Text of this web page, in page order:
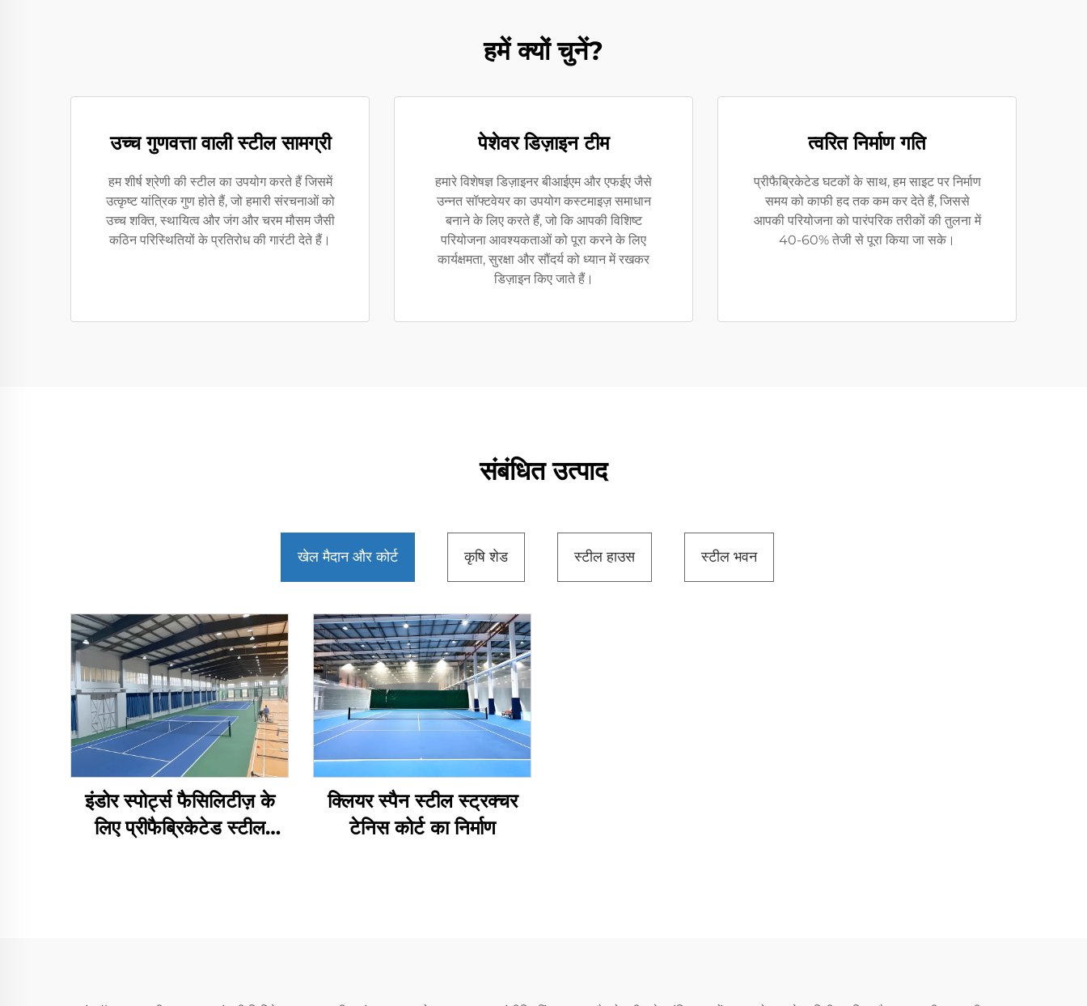
हमें क्यों चुनें?
उच्च गुणवत्ता वाली स्टील सामग्री
हम शीर्ष श्रेणी की स्टील का उपयोग करते हैं जिसमें
उत्कृष्ट यांत्रिक गुण होते हैं, जो हमारी संरचनाओं को
उच्च शक्ति, स्थायित्व और जंग और चरम मौसम जैसी
कठिन परिस्थितियों के प्रतिरोध की गारंटी देते हैं।
पेशेवर डिज़ाइन टीम
हमारे विशेषज्ञ डिज़ाइनर बीआईएम और एफईए जैसे
उन्नत सॉफ्टवेयर का उपयोग कस्टमाइज़ समाधान
बनाने के लिए करते हैं, जो कि आपकी विशिष्ट
परियोजना आवश्यकताओं को पूरा करने के लिए
कार्यक्षमता, सुरक्षा और सौंदर्य को ध्यान में रखकर
डिज़ाइन किए जाते हैं।
त्वरित निर्माण गति
प्रीफैब्रिकेटेड घटकों के साथ, हम साइट पर निर्माण
समय को काफी हद तक कम कर देते हैं, जिससे
आपकी परियोजना को पारंपरिक तरीकों की तुलना में
40-60% तेजी से पूरा किया जा सके।
संबंधित उत्पाद
खेल मैदान और कोर्ट कृषि शेड स्टील हाउस स्टील भवन
इंडोर स्पोर्ट्स फैसिलिटीज़ के
लिए प्रीफैब्रिकेटेड स्टील
क्लियर स्पैन स्टील स्ट्रक्चर
टेनिस कोर्ट का निर्माण